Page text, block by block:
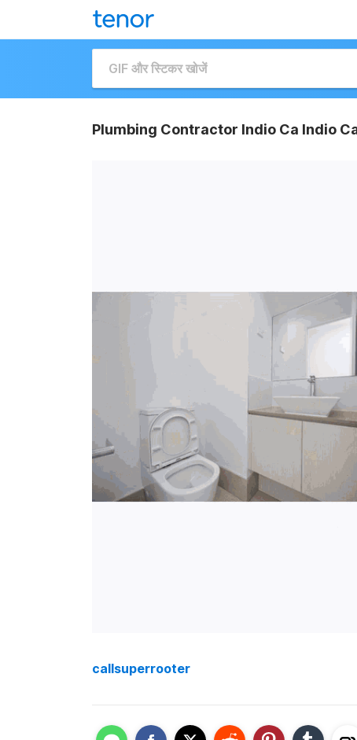
Plumbing Contractor Indio Ca Indio
callsuperrooter